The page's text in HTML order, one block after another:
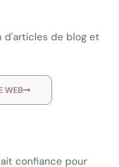
d'articles de blog et
WEB
confiance pour